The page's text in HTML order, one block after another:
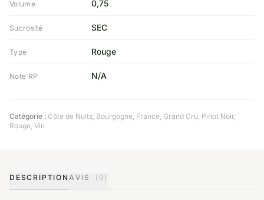
Volume 0,75
Sucrosité SEC
Type Rouge
Note RP N/A
Catégorie : Côte de Nuits, Bourgogne, France, Grand Cru, Pinot Noir,
Rouge, Vin
DESCRIPTION AVIS (0)